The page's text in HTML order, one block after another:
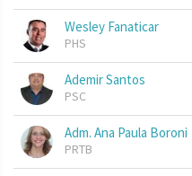
Wesley Fanaticar
PHS
Ademir Santos
PSC
Adm. Ana Paula Boroni
PRTB